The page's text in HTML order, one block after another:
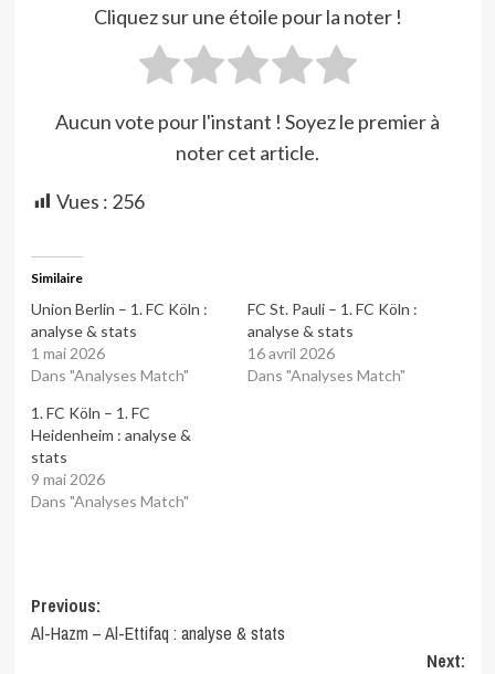
Cliquez sur une étoile pour la noter !
Aucun vote pour l'instant ! Soyez le premier à
noter cet article.
Vues : 256
Similaire
Union Berlin – 1. FC Köln :
analyse & stats
1 mai 2026
Dans "Analyses Match"
FC St. Pauli – 1. FC Köln :
analyse & stats
16 avril 2026
Dans "Analyses Match"
1. FC Köln – 1. FC
Heidenheim : analyse &
stats
9 mai 2026
Dans "Analyses Match"
Post
navigation
Previous:
Al-Hazm – Al-Ettifaq : analyse & stats
Next: